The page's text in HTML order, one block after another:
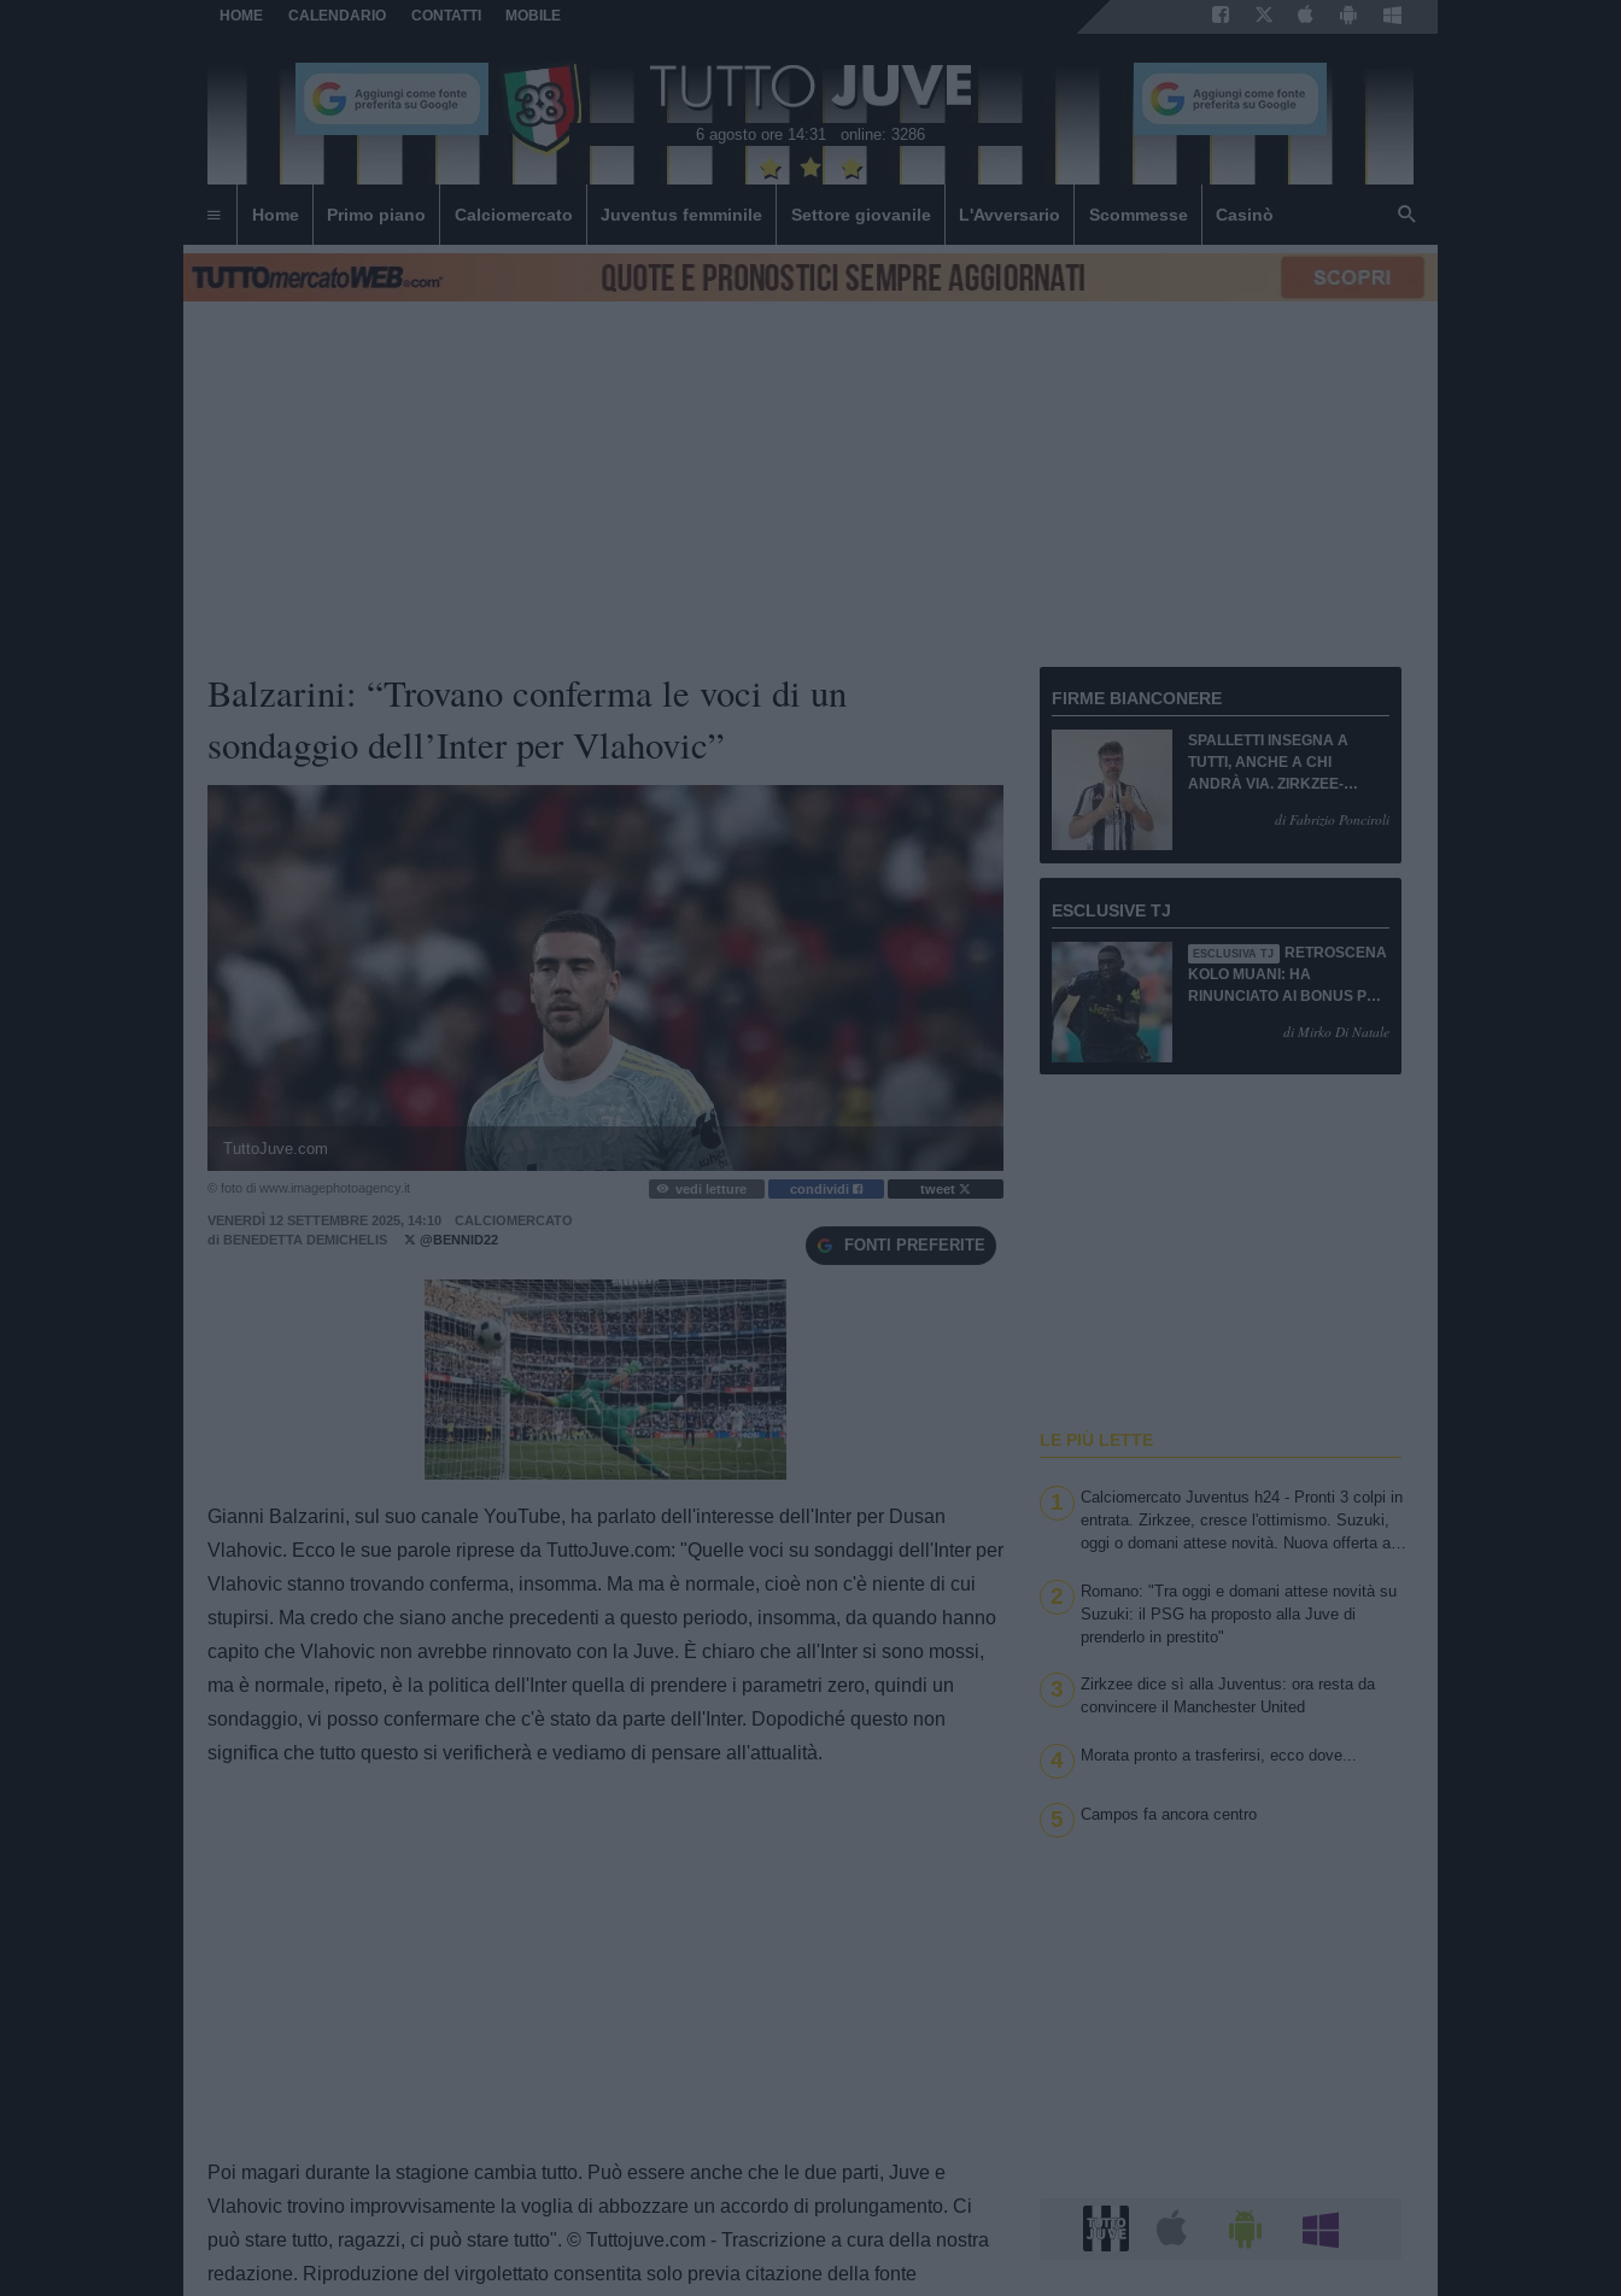
HOME CALENDARIO CONTATTI MOBILE
6 agosto ore 14:31 online: 3286
Home Primo piano Calciomercato Juventus femminile Settore giovanile L'Avversario Scommesse Casinò
Balzarini: “Trovano conferma le voci di un
sondaggio dell’Inter per Vlahovic”
TuttoJuve.com
© foto di www.imagephotoagency.it vedi letture condividi tweet
VENERDÌ 12 SETTEMBRE 2025, 14:10
CALCIOMERCATO
di BENEDETTA DEMICHELIS @BENNID22 FONTI PREFERITE
Loaded
100.00%
Gianni Balzarini, sul suo canale YouTube, ha parlato dell'interesse dell'Inter per Dusan
Vlahovic. Ecco le sue parole riprese da TuttoJuve.com: "Quelle voci su sondaggi dell'Inter per
Vlahovic stanno trovando conferma, insomma. Ma ma è normale, cioè non c'è niente di cui
stupirsi. Ma credo che siano anche precedenti a questo periodo, insomma, da quando hanno
capito che Vlahovic non avrebbe rinnovato con la Juve. È chiaro che all'Inter si sono mossi,
ma è normale, ripeto, è la politica dell'Inter quella di prendere i parametri zero, quindi un
sondaggio, vi posso confermare che c'è stato da parte dell'Inter. Dopodiché questo non
significa che tutto questo si verificherà e vediamo di pensare all'attualità.
Poi magari durante la stagione cambia tutto. Può essere anche che le due parti, Juve e
Vlahovic trovino improvvisamente la voglia di abbozzare un accordo di prolungamento. Ci
può stare tutto, ragazzi, ci può stare tutto". © Tuttojuve.com - Trascrizione a cura della nostra
redazione. Riproduzione del virgolettato consentita solo previa citazione della fonte
FIRME BIANCONERE
SPALLETTI INSEGNA A
TUTTI, ANCHE A CHI
ANDRÀ VIA. ZIRKZEE-
di Fabrizio Ponciroli
ESCLUSIVE TJ
ESCLUSIVA TJ
RETROSCENA
KOLO MUANI: HA
RINUNCIATO AI BONUS PUR
di Mirko Di Natale
LE PIÙ LETTE
1
Calciomercato Juventus h24 - Pronti 3 colpi in
entrata. Zirkzee, cresce l'ottimismo. Suzuki,
oggi o domani attese novità. Nuova offerta a
pista fredda. Balerdi resta nei radar. David in
bilico
2
Romano: "Tra oggi e domani attese novità su
Suzuki: il PSG ha proposto alla Juve di
prenderlo in prestito"
3
Zirkzee dice sì alla Juventus: ora resta da
convincere il Manchester United
4 Morata pronto a trasferirsi, ecco dove...
5 Campos fa ancora centro